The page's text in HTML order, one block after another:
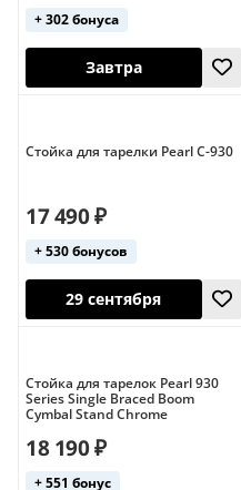
+ 302 бонуса
Завтра
Стойка для тарелки Pearl C-930
17 490 ₽
+ 530 бонусов
Стойка для тарелок Pearl 930
Series Single Braced Boom
Cymbal Stand Chrome
18 190 ₽
+ 551 бонус